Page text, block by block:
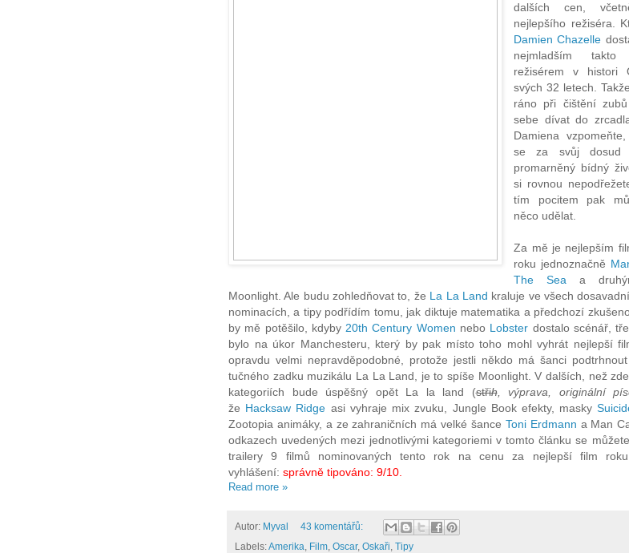
dalších cen,
nejlepšího režiséra.
Damien Chazelle
nejmladším takto
režisérem v histori
svých 32 letech.
ráno při čištění
sebe dívat do
Damiena
se za svůj dosud
promarněný bídný
si rovnou
tím pocitem pak
něco udělat.
Za mě je nejlepším
roku jednoznačně
The Sea a
Moonlight. Ale budu zohledňovat to, že La La Land kraluje ve všech
nominacích, a tipy podřídím tomu, jak diktuje matematika a předchozí
by mě potěšilo, kdyby20th Century Women nebo Lobster dostalo scénář,
bylo na úkor Manchesteru, který by pak místo toho mohl vyhrát nejlepší
opravdu velmi nepravděpodobné, protože jestli někdo má šanci
tučného zadku muzikálu La La Land, je to spíše Moonlight.V dalších, než
kategoriích bude úspěšný opět La la land (střih, výprava, originální
že Hacksaw Ridge asi vyhraje mix zvuku, Jungle Book efekty, masky
Zootopia animáky, a ze zahraničních má velké šance Toni Erdmann a Man
odkazech uvedených mezi jednotlivými kategoriemi v tomto článku se
trailery 9 filmů nominovaných tento rok na cenu za nejlepší film
vyhlášení: správně tipováno: 9/10.
Read more »
Autor: Myval
43 komentářů:
Labels:Amerika Film Oscar, Oskaři Tipy